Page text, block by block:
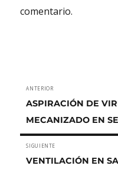
comentario.
de
entradas
ANTERIOR
Entrada
anterior:
ASPIRACIÓN DE
MECANIZADO EN
SIGUIENTE
Entrada
VENTILACIÓN EN